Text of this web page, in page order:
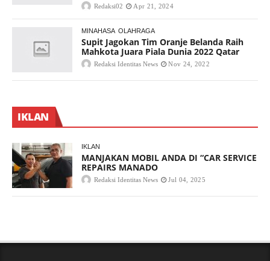
Redaksi02 Apr 21, 2024
MINAHASA OLAHRAGA
Supit Jagokan Tim Oranje Belanda Raih
Mahkota Juara Piala Dunia 2022 Qatar
Redaksi Identitas News Nov 24, 2022
IKLAN
IKLAN
MANJAKAN MOBIL ANDA DI “CAR SERVICE
REPAIRS MANADO
Redaksi Identitas News Jul 04, 2025